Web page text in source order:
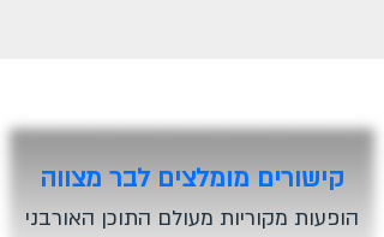
קישורים מומלצים לבר מצווה
הופעות מקוריות מעולם התוכן האורבני